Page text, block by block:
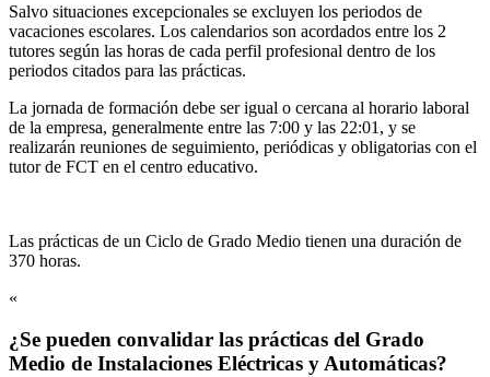
Salvo situaciones excepcionales se excluyen los periodos de
vacaciones escolares. Los calendarios son acordados entre los 2
tutores según las horas de cada perfil profesional dentro de los
periodos citados para las prácticas.
La jornada de formación debe ser igual o cercana al horario laboral
de la empresa, generalmente entre las 7:00 y las 22:01, y se
realizarán reuniones de seguimiento, periódicas y obligatorias con el
tutor de FCT en el centro educativo.
Las prácticas de un Ciclo de Grado Medio tienen una duración de
370 horas.
«
¿Se pueden convalidar las prácticas del Grado
Medio de Instalaciones Eléctricas y Automáticas?